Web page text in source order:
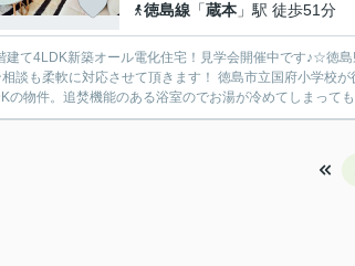
徳島線 「蔵本 」駅 徒歩51分
建て4LDK新築オール電化住宅！見学会開催中です♪☆徳
す！ 徳島市立国府小学校が徒歩4分のところにあり、お子様の通学も便利です。家族皆で暮らすなら
の物件。追焚機能のある浴室のでお湯が冷めてしまって